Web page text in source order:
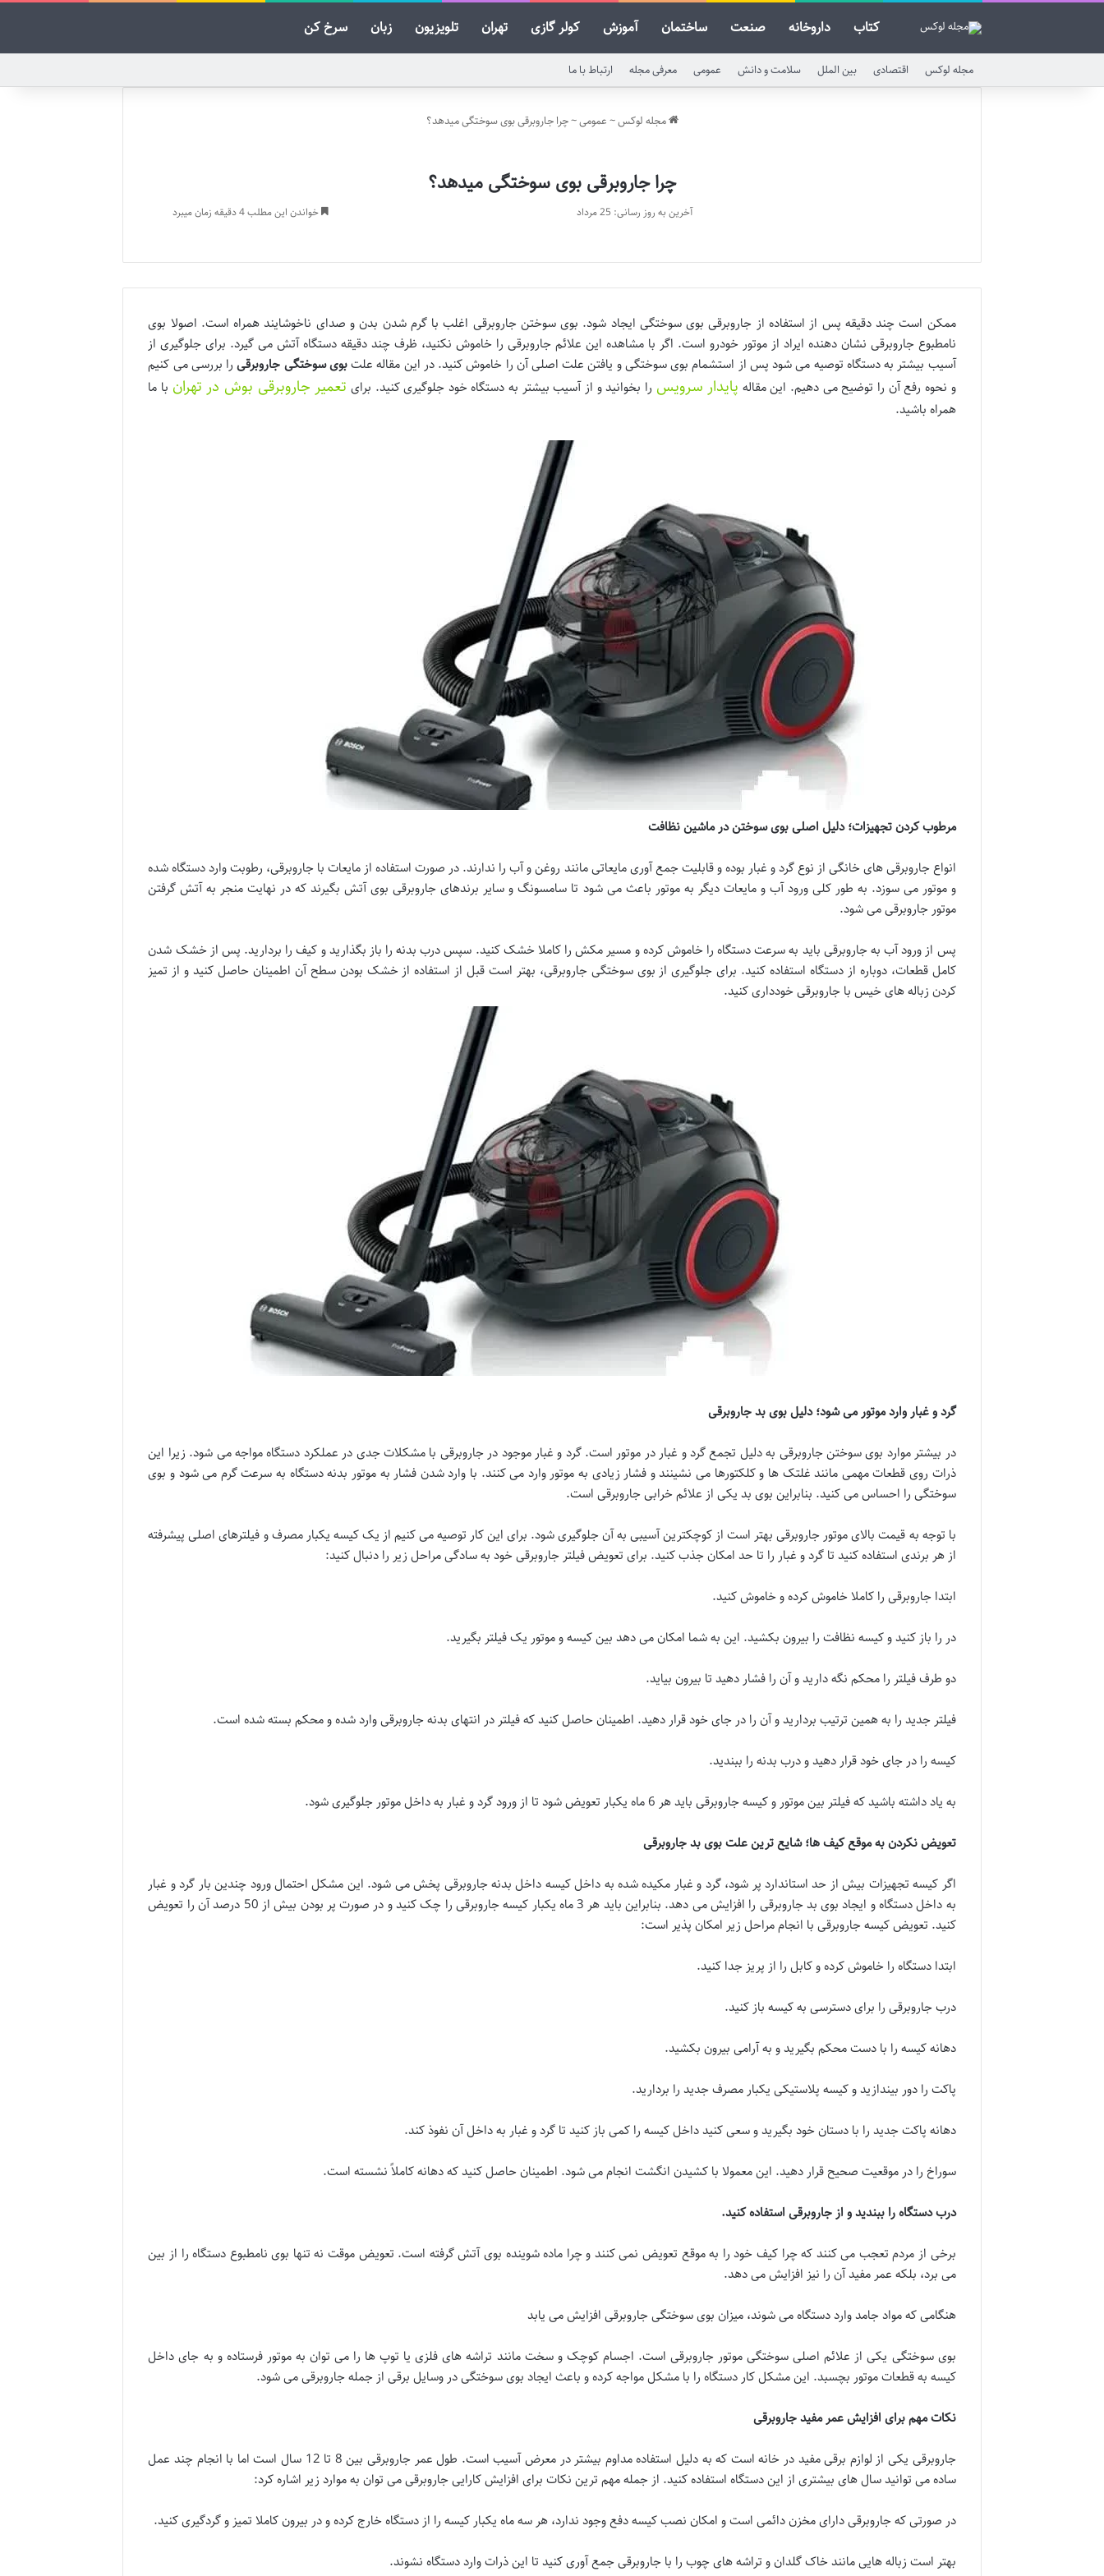
کتاب داروخانه صنعت ساختمان آموزش کولر گازی تهران تلویزیون زبان سرخ کن
مجله لوکس اقتصادی بین الملل سلامت و دانش عمومی معرفی مجله ارتباط با ما
مجله لوکس~ عمومی~چرا جاروبرقی بوی سوختگی میدهد؟
چرا جاروبرقی بوی سوختگی میدهد؟
آخرین به روز رسانی: 25 مرداد خواندن این مطلب 4 دقیقه زمان میبرد
ممکن است چند دقیقه پس از استفاده از جاروبرقی بوی سوختگی ایجاد شود. بوی سوختن جاروبرقی اغلب با گرم شدن بدن و صدای ناخوشایند همراه است. اصولا بوی
نامطبوع جاروبرقی نشان دهنده ایراد از موتور خودرو است. اگر با مشاهده این علائم جاروبرقی را خاموش نکنید، ظرف چند دقیقه دستگاه آتش می گیرد. برای جلوگیری از
آسیب بیشتر به دستگاه توصیه می شود پس از استشمام بوی سوختگی و یافتن علت اصلی آن را خاموش کنید. در این مقاله علتبوی سوختگی جاروبرقیرا بررسی می کنیم
و نحوه رفع آن را توضیح می دهیم. این مقاله پایدار سرویس را بخوانید و از آسیب بیشتر به دستگاه خود جلوگیری کنید. برای تعمیر جاروبرقی بوش در تهران با ما
همراه باشید.
مرطوب کردن تجهیزات؛ دلیل اصلی بوی سوختن در ماشین نظافت
انواع جاروبرقی های خانگی از نوع گرد و غبار بوده و قابلیت جمع آوری مایعاتی مانند روغن و آب را ندارند. در صورت استفاده از مایعات با جاروبرقی، رطوبت وارد دستگاه شده
و موتور می سوزد. به طور کلی ورود آب و مایعات دیگر به موتور باعث می شود تا سامسونگ و سایر برندهای جاروبرقی بوی آتش بگیرند که در نهایت منجر به آتش گرفتن
موتور جاروبرقی می شود.
پس از ورود آب به جاروبرقی باید به سرعت دستگاه را خاموش کرده و مسیر مکش را کاملا خشک کنید. سپس درب بدنه را باز بگذارید و کیف را بردارید. پس از خشک شدن
کامل قطعات، دوباره از دستگاه استفاده کنید. برای جلوگیری از بوی سوختگی جاروبرقی، بهتر است قبل از استفاده از خشک بودن سطح آن اطمینان حاصل کنید و از تمیز
کردن زباله های خیس با جاروبرقی خودداری کنید.
گرد و غبار وارد موتور می شود؛ دلیل بوی بد جاروبرقی
در بیشتر موارد بوی سوختن جاروبرقی به دلیل تجمع گرد و غبار در موتور است. گرد و غبار موجود در جاروبرقی با مشکلات جدی در عملکرد دستگاه مواجه می شود. زیرا این
ذرات روی قطعات مهمی مانند غلتک ها و کلکتورها می نشینند و فشار زیادی به موتور وارد می کنند. با وارد شدن فشار به موتور بدنه دستگاه به سرعت گرم می شود و بوی
سوختگی را احساس می کنید. بنابراین بوی بد یکی از علائم خرابی جاروبرقی است.
با توجه به قیمت بالای موتور جاروبرقی بهتر است از کوچکترین آسیبی به آن جلوگیری شود. برای این کار توصیه می کنیم از یک کیسه یکبار مصرف و فیلترهای اصلی پیشرفته
از هر برندی استفاده کنید تا گرد و غبار را تا حد امکان جذب کنید. برای تعویض فیلتر جاروبرقی خود به سادگی مراحل زیر را دنبال کنید:
ابتدا جاروبرقی را کاملا خاموش کرده و خاموش کنید.
در را باز کنید و کیسه نظافت را بیرون بکشید. این به شما امکان می دهد بین کیسه و موتور یک فیلتر بگیرید.
دو طرف فیلتر را محکم نگه دارید و آن را فشار دهید تا بیرون بیاید.
فیلتر جدید را به همین ترتیب بردارید و آن را در جای خود قرار دهید. اطمینان حاصل کنید که فیلتر در انتهای بدنه جاروبرقی وارد شده و محکم بسته شده است.
کیسه را در جای خود قرار دهید و درب بدنه را ببندید.
به یاد داشته باشید که فیلتر بین موتور و کیسه جاروبرقی باید هر 6 ماه یکبار تعویض شود تا از ورود گرد و غبار به داخل موتور جلوگیری شود.
تعویض نکردن به موقع کیف ها؛ شایع ترین علت بوی بد جاروبرقی
اگر کیسه تجهیزات بیش از حد استاندارد پر شود، گرد و غبار مکیده شده به داخل کیسه داخل بدنه جاروبرقی پخش می شود. این مشکل احتمال ورود چندین بار گرد و غبار
به داخل دستگاه و ایجاد بوی بد جاروبرقی را افزایش می دهد. بنابراین باید هر 3 ماه یکبار کیسه جاروبرقی را چک کنید و در صورت پر بودن بیش از 50 درصد آن را تعویض
کنید. تعویض کیسه جاروبرقی با انجام مراحل زیر امکان پذیر است:
ابتدا دستگاه را خاموش کرده و کابل را از پریز جدا کنید.
درب جاروبرقی را برای دسترسی به کیسه باز کنید.
دهانه کیسه را با دست محکم بگیرید و به آرامی بیرون بکشید.
پاکت را دور بیندازید و کیسه پلاستیکی یکبار مصرف جدید را بردارید.
دهانه پاکت جدید را با دستان خود بگیرید و سعی کنید داخل کیسه را کمی باز کنید تا گرد و غبار به داخل آن نفوذ کند.
سوراخ را در موقعیت صحیح قرار دهید. این معمولا با کشیدن انگشت انجام می شود. اطمینان حاصل کنید که دهانه کاملاً نشسته است.
درب دستگاه را ببندید و از جاروبرقی استفاده کنید.
برخی از مردم تعجب می کنند که چرا کیف خود را به موقع تعویض نمی کنند و چرا ماده شوینده بوی آتش گرفته است. تعویض موقت نه تنها بوی نامطبوع دستگاه را از بین
می برد، بلکه عمر مفید آن را نیز افزایش می دهد.
هنگامی که مواد جامد وارد دستگاه می شوند، میزان بوی سوختگی جاروبرقی افزایش می یابد
بوی سوختگی یکی از علائم اصلی سوختگی موتور جاروبرقی است. اجسام کوچک و سخت مانند تراشه های فلزی یا توپ ها را می توان به موتور فرستاده و به جای داخل
کیسه به قطعات موتور بچسبد. این مشکل کار دستگاه را با مشکل مواجه کرده و باعث ایجاد بوی سوختگی در وسایل برقی از جمله جاروبرقی می شود.
نکات مهم برای افزایش عمر مفید جاروبرقی
جاروبرقی یکی از لوازم برقی مفید در خانه است که به دلیل استفاده مداوم بیشتر در معرض آسیب است. طول عمر جاروبرقی بین 8 تا 12 سال است اما با انجام چند عمل
ساده می توانید سال های بیشتری از این دستگاه استفاده کنید. از جمله مهم ترین نکات برای افزایش کارایی جاروبرقی می توان به موارد زیر اشاره کرد:
در صورتی که جاروبرقی دارای مخزن دائمی است و امکان نصب کیسه دفع وجود ندارد، هر سه ماه یکبار کیسه را از دستگاه خارج کرده و در بیرون کاملا تمیز و گردگیری کنید.
بهتر است زباله هایی مانند خاک گلدان و تراشه های چوب را با جاروبرقی جمع آوری کنید تا این ذرات وارد دستگاه نشوند.